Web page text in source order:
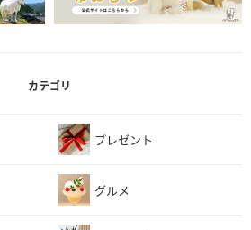
カテゴリ
プレゼント
グルメ